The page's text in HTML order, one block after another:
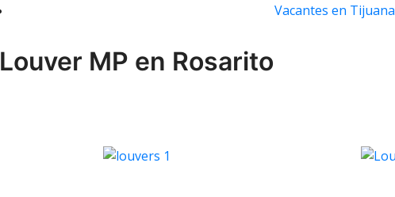
Vacantes en Tijuana
Louver MP en Rosarito